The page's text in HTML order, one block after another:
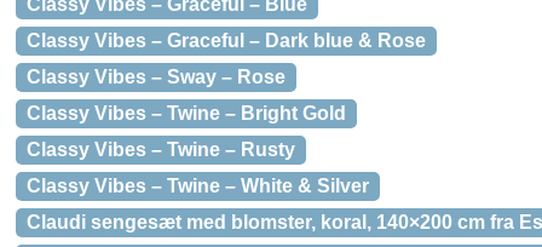
Classy Vibes – Graceful – Blue
Classy Vibes – Graceful – Dark blue & Rose
Classy Vibes – Sway – Rose
Classy Vibes – Twine – Bright Gold
Classy Vibes – Twine – Rusty
Classy Vibes – Twine – White & Silver
Claudi sengesæt med blomster, koral, 140×200 cm fra